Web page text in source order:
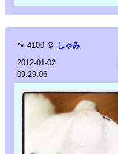
🐾 4100 ＠ しゃみ
2012-01-02
09:29:06